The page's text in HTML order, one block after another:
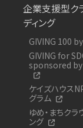
企業支援型ク
ディング
GIVING 100
GIVING for
sponsored by
ケイズハウス
グラム
ゆめ・まちクラ
ング